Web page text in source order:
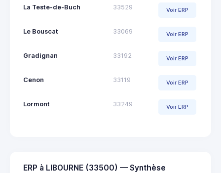
La Teste-de-Buch 33529 Voir ERP
Le Bouscat 33069 Voir ERP
Gradignan 33192 Voir ERP
Cenon 33119 Voir ERP
Lormont 33249 Voir ERP
ERP à LIBOURNE (33500) — Synthèse